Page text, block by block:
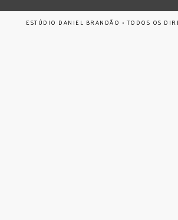
ESTÚDIO DANIEL BRANDÃO • TODOS OS